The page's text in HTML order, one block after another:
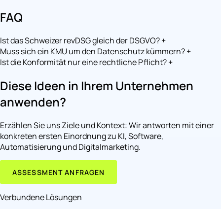
FAQ
Ist das Schweizer revDSG gleich der DSGVO?+
Muss sich ein KMU um den Datenschutz kümmern?+
Ist die Konformität nur eine rechtliche Pflicht?+
Diese Ideen in Ihrem Unternehmen
anwenden?
Erzählen Sie uns Ziele und Kontext: Wir antworten mit einer
konkreten ersten Einordnung zu KI, Software,
Automatisierung und Digitalmarketing.
ASSESSMENT ANFRAGEN
Verbundene Lösungen